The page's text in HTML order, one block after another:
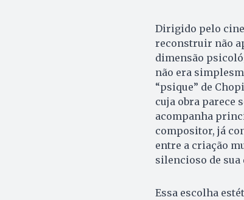
Dirigido pelo
reconstruir não
dimensão
não era
“psique” de
cuja obra parece
acompanha
compositor, já
entre a criação
silencioso de sua
Essa escolha